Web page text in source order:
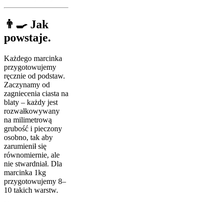
👨‍🍳 Jak
powstaje.
Każdego marcinka
przygotowujemy
ręcznie od podstaw.
Zaczynamy od
zagniecenia ciasta na
blaty – każdy jest
rozwałkowywany
na milimetrową
grubość i pieczony
osobno, tak aby
zarumienił się
równomiernie, ale
nie stwardniał. Dla
marcinka 1kg
przygotowujemy 8–
10 takich warstw.